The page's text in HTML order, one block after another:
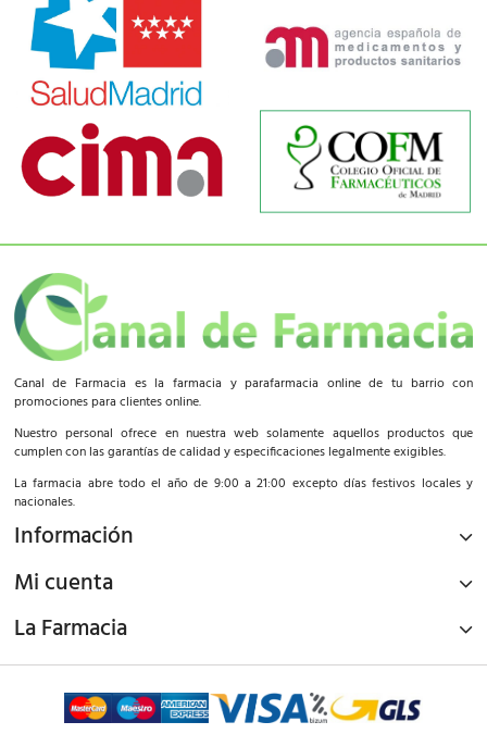
Canal de Farmacia es la farmacia y parafarmacia online de tu barrio con
promociones para clientes online.
Nuestro personal ofrece en nuestra web solamente aquellos productos que
cumplen con las garantías de calidad y especificaciones legalmente exigibles.
La farmacia abre todo el año de 9:00 a 21:00 excepto días festivos locales y
nacionales.
Información
Mi cuenta
La Farmacia